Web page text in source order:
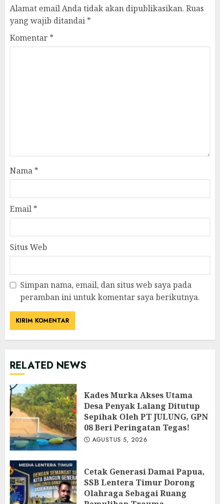
Alamat email Anda tidak akan dipublikasikan. Ruas
yang wajib ditandai *
Komentar *
Nama *
Email *
Situs Web
Simpan nama, email, dan situs web saya pada
peramban ini untuk komentar saya berikutnya.
RELATED NEWS
Kades Murka Akses Utama
Desa Penyak Lalang Ditutup
Sepihak Oleh PT JULUNG, GPN
08 Beri Peringatan Tegas!
AGUSTUS 5, 2026
Cetak Generasi Damai Papua,
SSB Lentera Timur Dorong
Olahraga Sebagai Ruang